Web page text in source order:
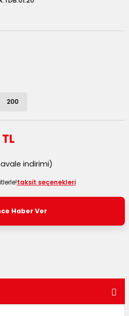
200
indirimi)
taksit seçenekleri
Haber Ver